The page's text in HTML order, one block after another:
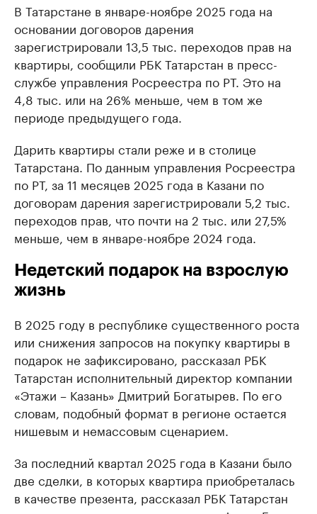
В Татарстане в январе-ноябре 2025 года на
основании договоров дарения
зарегистрировали 13,5 тыс. переходов прав на
квартиры, сообщили РБК Татарстан в пресс-
службе управления Росреестра по РТ. Это на
4,8 тыс. или на 26% меньше, чем в том же
периоде предыдущего года.
Дарить квартиры стали реже и в столице
Татарстана. По данным управления Росреестра
по РТ, за 11 месяцев 2025 года в Казани по
договорам дарения зарегистрировали 5,2 тыс.
переходов прав, что почти на 2 тыс. или 27,5%
меньше, чем в январе-ноябре 2024 года.
Недетский подарок на взрослую
жизнь
В 2025 году в республике существенного роста
или снижения запросов на покупку квартиры в
подарок не зафиксировано, рассказал РБК
Татарстан исполнительный директор компании
«Этажи – Казань» Дмитрий Богатырев. По его
словам, подобный формат в регионе остается
нишевым и немассовым сценарием.
За последний квартал 2025 года в Казани было
две сделки, в которых квартира приобреталась
в качестве презента, рассказал РБК Татарстан